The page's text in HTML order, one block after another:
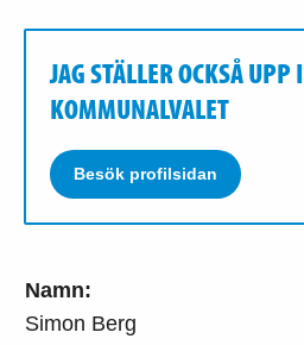
Namn:
Simon Berg
JAG STÄLLER OCKSÅ UPP I
KOMMUNALVALET
Besök profilsidan